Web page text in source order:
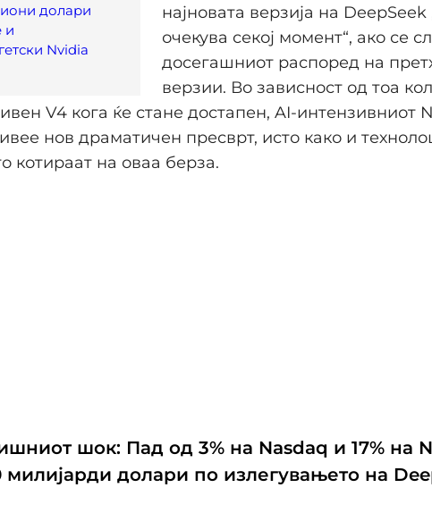
долари
и
Nvidia
најновата верзија на DeepSeek
очекува секој момент“, ако се
досегашниот распоред на
верзии. Во зависност од тоа
V4 кога ќе стане достапен, AI-интензивниот
нов драматичен пресврт, исто како и
котираат на оваа берза.
шок: Пад од 3% на Nasdaq и 17% на
долари по излегувањето на